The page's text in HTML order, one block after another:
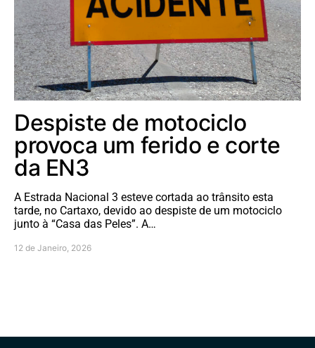
Despiste de motociclo
provoca um ferido e corte
da EN3
A Estrada Nacional 3 esteve cortada ao trânsito esta
tarde, no Cartaxo, devido ao despiste de um motociclo
junto à “Casa das Peles”. A…
12 de Janeiro, 2026